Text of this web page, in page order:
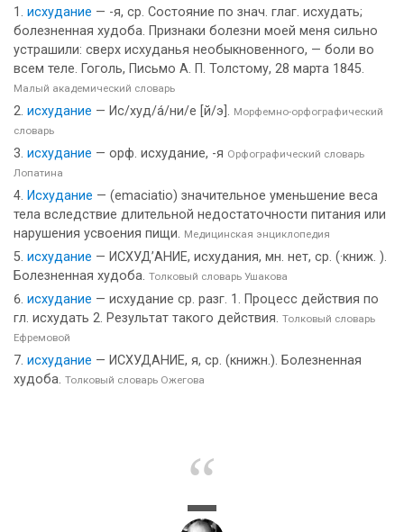
исхудание — -я, ср. Состояние по знач. глаг. исхудать;
болезненная худоба. Признаки болезни моей меня сильно
устрашили: сверх исхуданья необыкновенного, — боли во
всем теле. Гоголь, Письмо А. П. Толстому, 28 марта 1845.
Малый академический словарь
исхудание — Ис/худ/а́/ни/е [й/э]. Морфемно-орфографический
словарь
исхудание — орф. исхудание, -я Орфографический словарь
Лопатина
Исхудание — (emaciatio) значительное уменьшение веса
тела вследствие длительной недостаточности питания или
нарушения усвоения пищи. Медицинская энциклопедия
исхудание — ИСХУД’АНИЕ, исхудания, мн. нет, ср. (·книж. ).
Болезненная худоба. Толковый словарь Ушакова
исхудание — исхудание ср. разг. 1. Процесс действия по
гл. исхудать 2. Результат такого действия. Толковый словарь
Ефремовой
исхудание — ИСХУДАНИЕ, я, ср. (книжн.). Болезненная
худоба. Толковый словарь Ожегова